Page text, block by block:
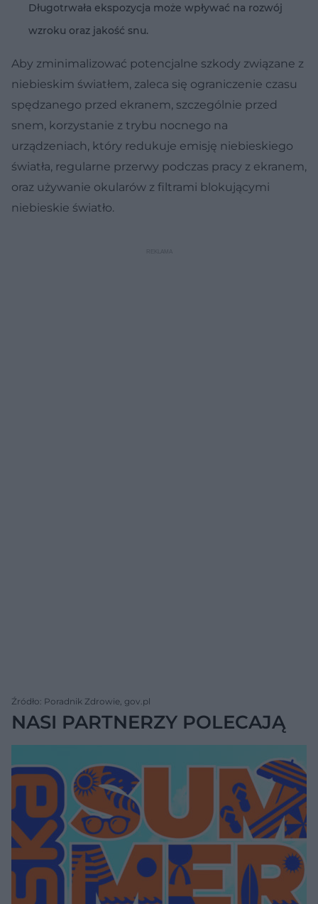
Długotrwała ekspozycja może wpływać na rozwój
wzroku oraz jakość snu.
Aby zminimalizować potencjalne szkody związane z
niebieskim światłem, zaleca się ograniczenie czasu
spędzanego przed ekranem, szczególnie przed
snem, korzystanie z trybu nocnego na
urządzeniach, który redukuje emisję niebieskiego
światła, regularne przerwy podczas pracy z ekranem,
oraz używanie okularów z filtrami blokującymi
niebieskie światło.
Źródło: Poradnik Zdrowie, gov.pl
NASI PARTNERZY POLECAJĄ